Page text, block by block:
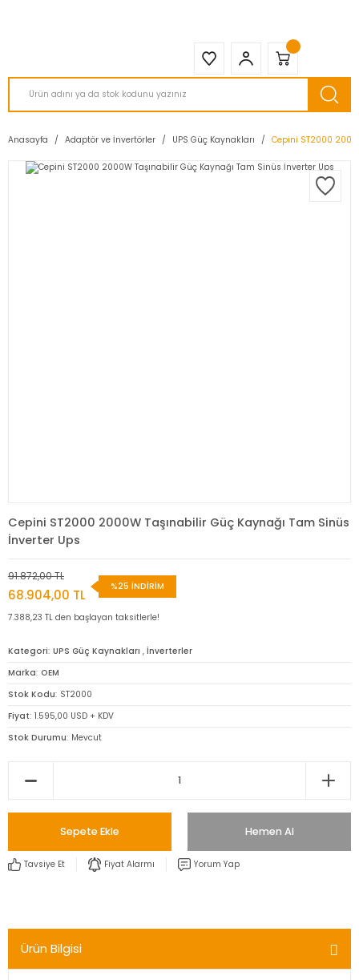
Anasayfa Adaptör ve İnvertörler UPS Güç Kaynakları Cepini ST2000
Cepini ST2000 2000W Taşınabilir Güç Kaynağı Tam Sinüs
İnverter Ups
91.872,00 TL
68.904,00 TL
%25 İNDİRİM
7.388,23 TL den başlayan taksitlerle!
Kategori UPS Güç Kaynakları , İnverterler
Marka OEM
Stok Kodu ST2000
Fiyat 1.595,00 USD + KDV
Stok Durumu Mevcut
Sepete Ekle Hemen Al
Tavsiye Et Fiyat Alarmı Yorum Yap
Ürün Bilgisi